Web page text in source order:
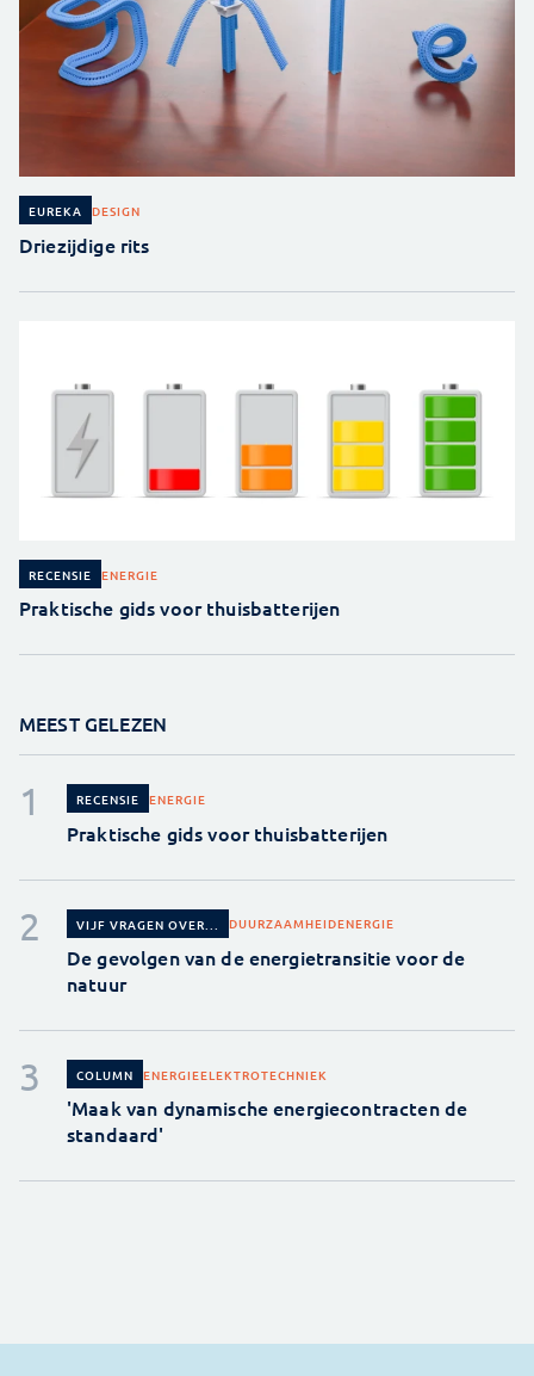
EUREKA DESIGN
Driezijdige rits
RECENSIE ENERGIE
Praktische gids voor thuisbatterijen
MEEST GELEZEN
RECENSIE ENERGIE
Praktische gids voor thuisbatterijen
VIJF VRAGEN OVER... DUURZAAMHEIDENERGIE
De gevolgen van de energietransitie voor de
natuur
COLUMN ENERGIEELEKTROTECHNIEK
'Maak van dynamische energiecontracten de
standaard'